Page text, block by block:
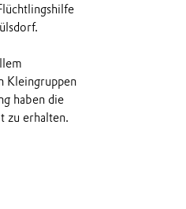
Kleingruppen
haben die
zu erhalten.